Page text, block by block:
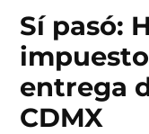
Sí pasó:
entrega
CDMX